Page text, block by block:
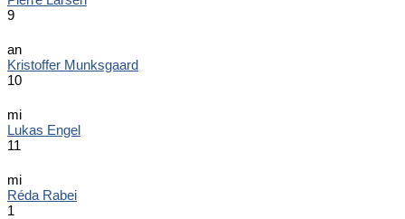
9
an
Kristoffer Munksgaard
10
mi
Lukas Engel
11
mi
Réda Rabei
1